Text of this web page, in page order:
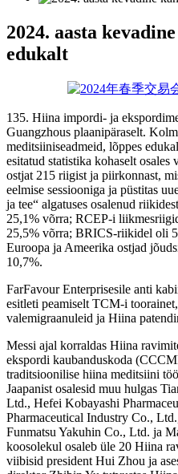
2024. aasta
edukalt
135. Hiina impordi- ja
Guangzhous plaanipäraselt.
meditsiiniseadmeid, lõppes
esitatud statistika kohaselt osales
ostjat 215 riigist ja piirkonnast,
eelmise sessiooniga ja püstitas
ja tee“ algatuses osalenud
25,1% võrra; RCEP-i
25,5% võrra; BRICS-riikidel oli
Euroopa ja Ameerika ostjad
10,7%.
FarFavour Enterprisesile anti
esitleti peamiselt TCM-i
valemigraanuleid ja Hiina
Messi ajal korraldas Hiina
ekspordi kaubanduskoda
traditsioonilise hiina meditsiini
Jaapanist osalesid muu hulgas
Ltd., Hefei Kobayashi
Pharmaceutical Industry Co.,
Funmatsu Yakuhin Co., Ltd. ja
koosolekul osaleb üle 20 Hiina
viibisid president Hui Zhou ja